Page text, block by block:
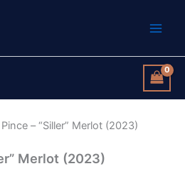
– “Siller” Merlot (2023)
Merlot (2023)